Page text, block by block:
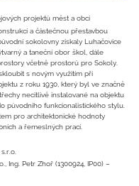
projektů měst a obcí
a částečnou přestavbou
sokolovny získaly Luhačovice
a taneční obor škol, dále
včetně prostorů pro Sokoly.
s novým využitím při
z roku 1930, který byl ve značně
necitlivě instalované na objektu
původního funkcionalistického stylu.
pro architektonické hodnoty
a řemeslných prací.
Ing. Petr Zhoř (1300924, IP00) –